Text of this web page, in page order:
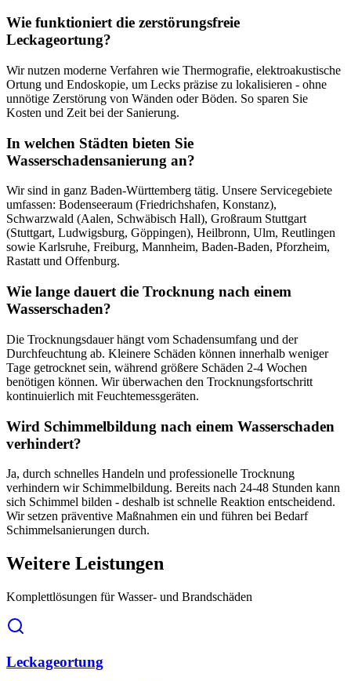
Wie funktioniert die zerstörungsfreie
Leckageortung?
Wir nutzen moderne Verfahren wie Thermografie, elektroakustische
Ortung und Endoskopie, um Lecks präzise zu lokalisieren - ohne
unnötige Zerstörung von Wänden oder Böden. So sparen Sie
Kosten und Zeit bei der Sanierung.
In welchen Städten bieten Sie
Wasserschadensanierung an?
Wir sind in ganz Baden-Württemberg tätig. Unsere Servicegebiete
umfassen: Bodenseeraum (Friedrichshafen, Konstanz),
Schwarzwald (Aalen, Schwäbisch Hall), Großraum Stuttgart
(Stuttgart, Ludwigsburg, Göppingen), Heilbronn, Ulm, Reutlingen
sowie Karlsruhe, Freiburg, Mannheim, Baden-Baden, Pforzheim,
Rastatt und Offenburg.
Wie lange dauert die Trocknung nach einem
Wasserschaden?
Die Trocknungsdauer hängt vom Schadensumfang und der
Durchfeuchtung ab. Kleinere Schäden können innerhalb weniger
Tage getrocknet sein, während größere Schäden 2-4 Wochen
benötigen können. Wir überwachen den Trocknungsfortschritt
kontinuierlich mit Feuchtemessgeräten.
Wird Schimmelbildung nach einem Wasserschaden
verhindert?
Ja, durch schnelles Handeln und professionelle Trocknung
verhindern wir Schimmelbildung. Bereits nach 24-48 Stunden kann
sich Schimmel bilden - deshalb ist schnelle Reaktion entscheidend.
Wir setzen präventive Maßnahmen ein und führen bei Bedarf
Schimmelsanierungen durch.
Weitere Leistungen
Komplettlösungen für Wasser- und Brandschäden
Leckageortung